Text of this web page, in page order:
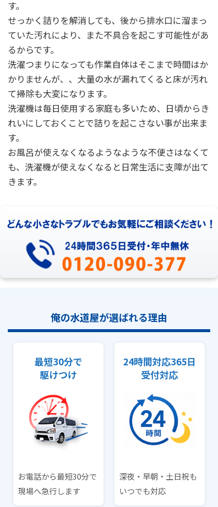
す。
せっかく詰りを解消しても、後から排水口に溜まっ
ていた汚れにより、また不具合を起こす可能性があ
るからです。
洗濯つまりになっても作業自体はそこまで時間はか
かりませんが、、大量の水が漏れてくると床が汚れ
て掃除も大変になります。
洗濯機は毎日使用する家庭も多いため、日頃からき
れいにしておくことで詰りを起こさない事が出来ま
す。
お風呂が使えなくなるようなような不便さはなくて
も、洗濯機が使えなくなると日常生活に支障が出て
きます。
俺の水道屋が選ばれる理由
最短30分で
駆けつけ
お電話から最短30分で
現場へ急行します
24時間対応365日
受付対応
深夜・早朝・土日祝も
いつでも対応